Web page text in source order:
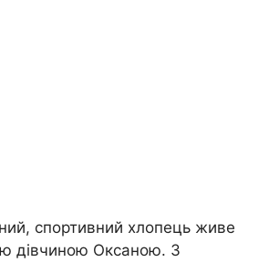
спортивний хлопець живе
дівчиною Оксаною. З